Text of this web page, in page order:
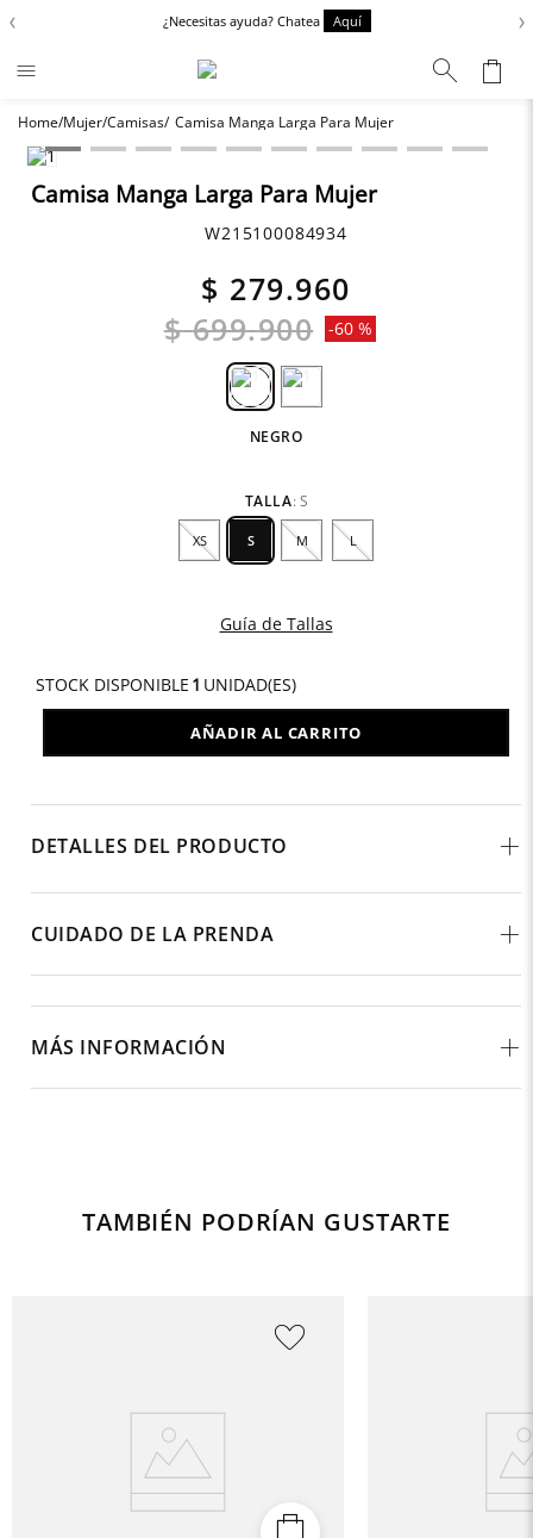
‹ ¿Necesitas ayuda? Chatea Aquí ›
Mujer Camisas Camisa Manga Larga Para Mujer
Camisa Manga Larga Para Mujer
W215100084934
$ 279.960
$ 699.900 -60 %
NEGRO
TALLA: S
XS S M L
Guía de Tallas
STOCK DISPONIBLE 1 UNIDAD(ES)
AÑADIR AL CARRITO
DETALLES DEL PRODUCTO
CUIDADO DE LA PRENDA
MÁS INFORMACIÓN
TAMBIÉN PODRÍAN GUSTARTE
Términos más buscados
1.